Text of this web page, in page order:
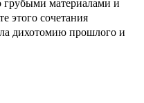
грубыми материалами и
этого сочетания
дихотомию прошлого и